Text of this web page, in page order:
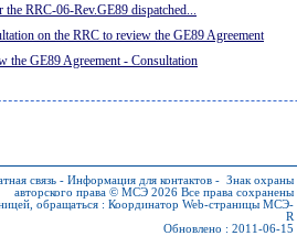
RRC-06-Rev.GE89 dispatched...
on the RRC to review the GE89 Agreement
the GE89 Agreement - Consultation
связь - Информация для контактов - Знак охраны
авторского права © МСЭ 2026 Все права сохранены
обращаться : Координатор Web-страницы МСЭ-
R
Обновлено : 2011-06-15